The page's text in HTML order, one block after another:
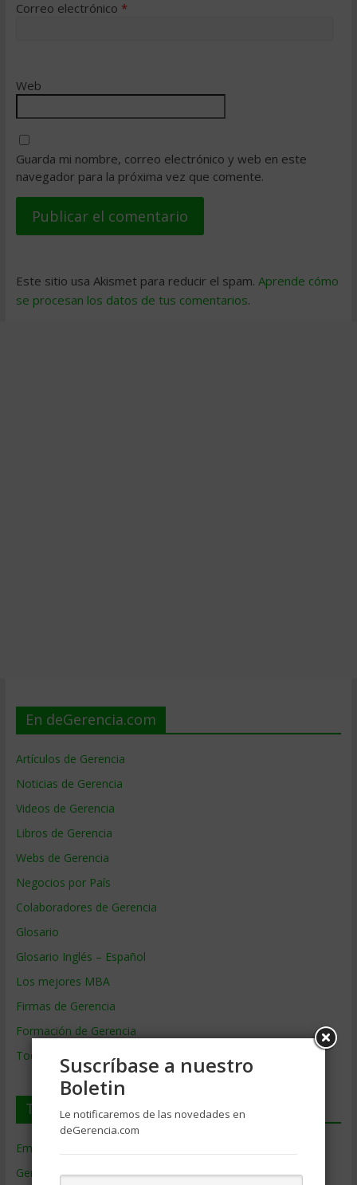
Correo electrónico *
Web
Guarda mi nombre, correo electrónico y web en este
navegador para la próxima vez que comente.
Este sitio usa Akismet para reducir el spam. Aprende cómo
se procesan los datos de tus comentarios.
En deGerencia.com
Artículos de Gerencia
Noticias de Gerencia
Videos de Gerencia
Libros de Gerencia
Webs de Gerencia
Negocios por País
Colaboradores de Gerencia
Glosario
Glosario Inglés – Español
Los mejores MBA
Firmas de Gerencia
Formación de Gerencia
Todos los Temas
Temas de Gerencia
Empresas de Gerencia
Gerencia(9.477)
Suscríbase a nuestro
Boletin
Le notificaremos de las novedades en
deGerencia.com